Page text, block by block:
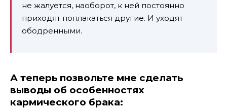
не жалуется, наоборот, к ней постоянно
приходят поплакаться другие. И уходят
ободренными.
А теперь позвольте мне сделать
выводы об особенностях
кармического брака: